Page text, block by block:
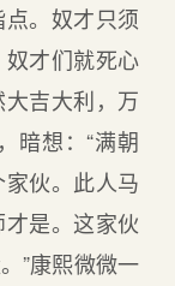
。奴才只须
才们就死心
吉大利，万
暗想：“满朝
伙。此人马
是。这家伙
”康熙微微一